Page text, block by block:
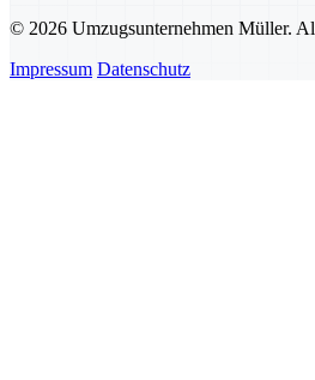
© 2026 Umzugsunternehmen Müller.
Impressum Datenschutz